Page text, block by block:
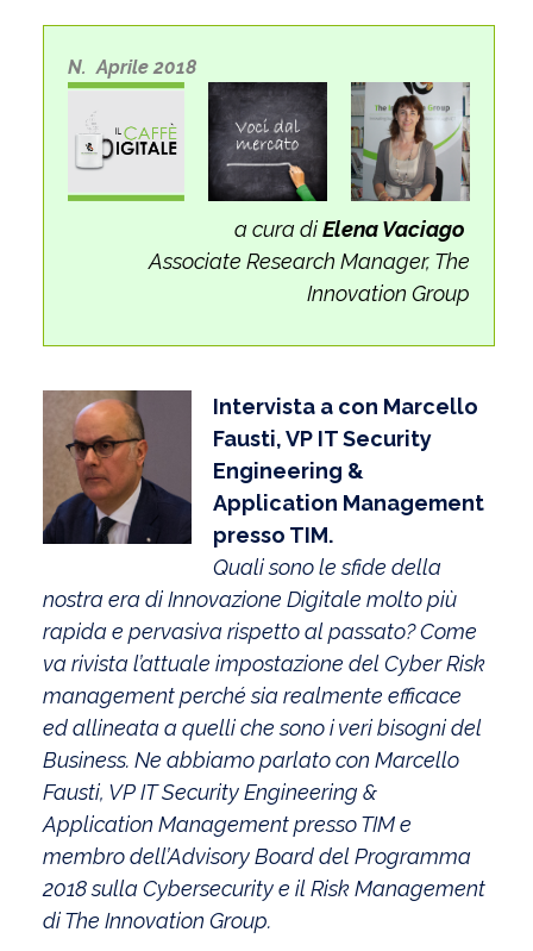
N. Aprile 2018
a cura diElena Vaciago
Associate Research Manager, The
Innovation Group
Intervista a con Marcello
Fausti, VP IT Security
Engineering &
Application Management
presso TIM.
Quali sono le sfide della
nostra era di Innovazione Digitale molto più
rapida e pervasiva rispetto al passato? Come
va rivista l’attuale impostazione del Cyber Risk
management perché sia realmente efficace
ed allineata a quelli che sono i veri bisogni del
Business. Ne abbiamo parlato con Marcello
Fausti, VP IT Security Engineering &
Application Management presso TIM e
membro dell’Advisory Board del Programma
2018 sulla Cybersecurity e il Risk Management
di The Innovation Group.